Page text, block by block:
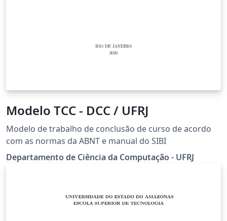
Modelo TCC - DCC / UFRJ
Modelo de trabalho de conclusão de curso de acordo
com as normas da ABNT e manual do SIBI
Departamento de Ciência da Computação - UFRJ